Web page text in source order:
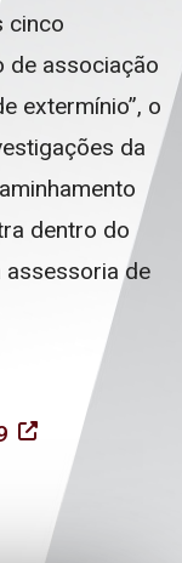
cinco
de associação
extermínio”, o
da
dentro do
assessoria de